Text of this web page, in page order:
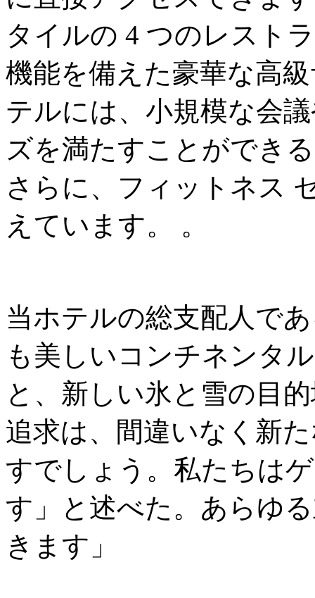
タイルの 4 つのレスト
機能を備えた豪華な高
テルには、小規模な会
ズを満たすことができ
さらに、フィットネス
えています。 。
当ホテルの総支配人で
も美しいコンチネンタ
と、新しい氷と雪の目
追求は、間違いなく新
すでしょう。私たちは
す」と述べた。あらゆ
きます」